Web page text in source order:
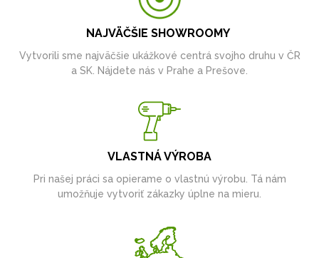
NAJVÄČŠIE SHOWROOMY
Vytvorili sme najväčšie ukážkové centrá svojho druhu v ČR
a SK. Nájdete nás v Prahe a Prešove.
VLASTNÁ VÝROBA
Pri našej práci sa opierame o vlastnú výrobu. Tá nám
umožňuje vytvoriť zákazky úplne na mieru.